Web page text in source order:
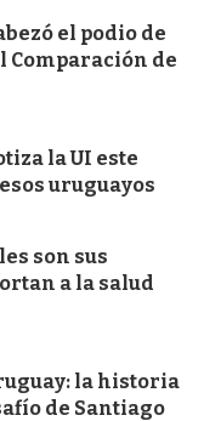
el podio de
Comparación de
la UI este
uruguayos
son sus
a la salud
la historia
de Santiago